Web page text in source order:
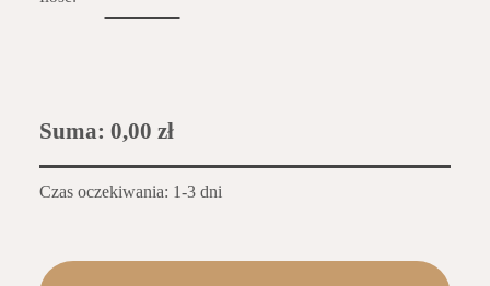
Suma: 0,00 zł
Czas oczekiwania: 1-3 dni